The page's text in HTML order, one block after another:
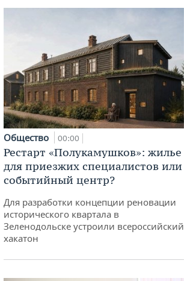
Общество 00:00
Рестарт «Полукамушков»: жилье
для приезжих специалистов или
событийный центр?
Для разработки концепции реновации
исторического квартала в
Зеленодольске устроили всероссийский
хакатон